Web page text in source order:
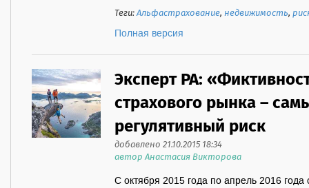
Теги:Альфастрахование,недвижимость,
Полная версия
Эксперт РА:
страхового рынка –
регулятивный риск
добавлено 21.10.2015 18:34
автор Анастасия Викторова
С октября 2015 года по апрель 2016 года